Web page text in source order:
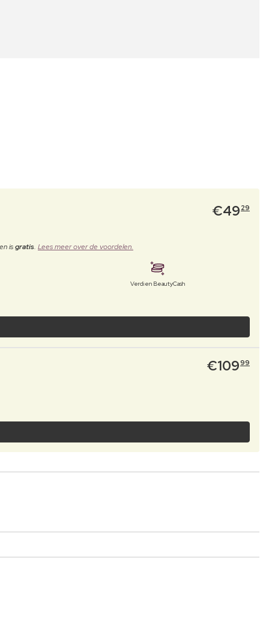
€49 29
isgratis. Lees meer over de voordelen.
Verdien BeautyCash
€10999